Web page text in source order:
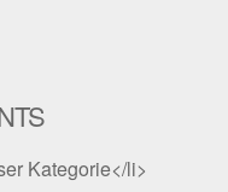
Kategorie</li>